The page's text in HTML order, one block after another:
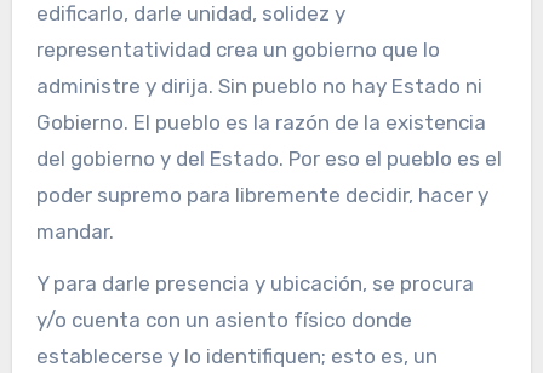
edificarlo, darle unidad, solidez y
representatividad crea un gobierno que lo
administre y dirija. Sin pueblo no hay Estado ni
Gobierno. El pueblo es la razón de la existencia
del gobierno y del Estado. Por eso el pueblo es el
poder supremo para libremente decidir, hacer y
mandar.
Y para darle presencia y ubicación, se procura
y/o cuenta con un asiento físico donde
establecerse y lo identifiquen; esto es, un